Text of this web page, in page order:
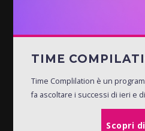
TIME
Time Complilation è un
fa ascoltare i successi di ieri e
Scopri